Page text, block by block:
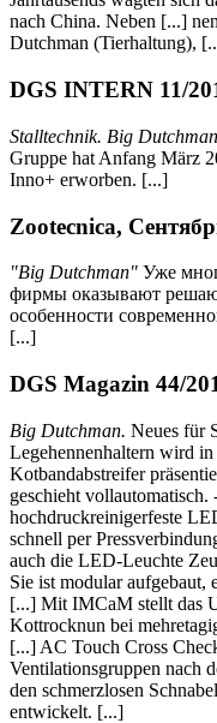
nach China. Neben [...]
Dutchman (Tierhaltung),
DGS INTERN 11/
Stalltechnik. Big
Gruppe hat Anfang März
Inno+ erworben. [...]
Zootecnica,
"Big Dutchman" Уже
фирмы оказывают
особенности
[...]
DGS Magazin 44/
Big Dutchman. Neues für
Legehennenhaltern wird
Kotbandabstreifer
geschieht vollautomatisch.
hochdruckreinigerfeste
schnell per
auch die LED-Leuchte
Sie ist modular aufgebaut,
[...] Mit IMCaM stellt das
Kottrocknun bei
[...] AC Touch Cross
Ventilationsgruppen nach
den schmerzlosen
entwickelt. [...]